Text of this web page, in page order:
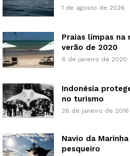
1 de agosto de 2026
Praias limpas na
verão de 2020
8 de janeiro de 2020
Indonésia
no turismo
26 de janeiro de 2016
Navio da
pesqueiro